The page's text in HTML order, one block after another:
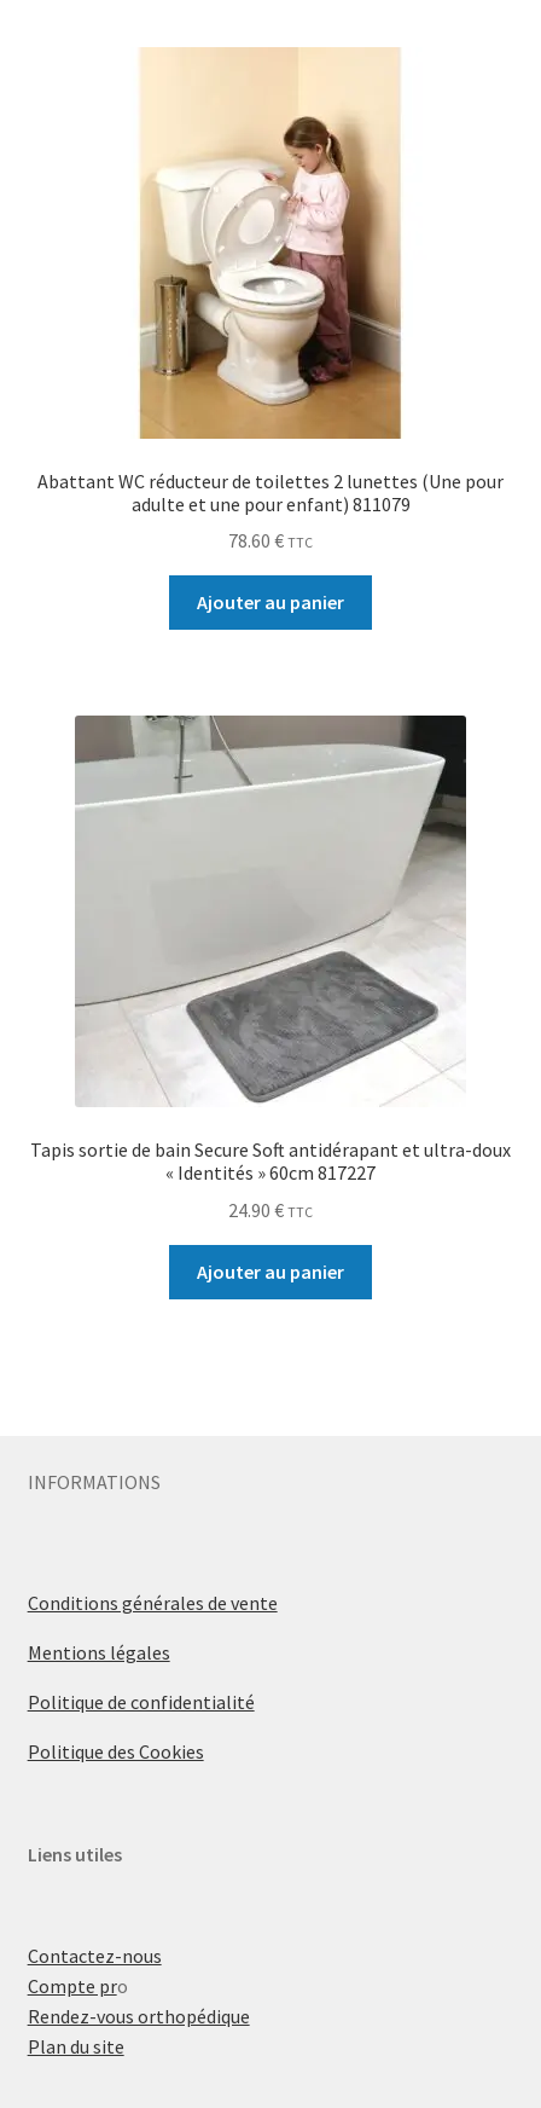
Abattant WC réducteur de toilettes 2 lunettes (Une pour
adulte et une pour enfant) 811079
78.60 € TTC
Ajouter au panier
Tapis sortie de bain Secure Soft antidérapant et ultra-doux
« Identités » 60cm 817227
24.90 € TTC
Ajouter au panier
INFORMATIONS
Conditions générales de vente
Mentions légales
Politique de confidentialité
Politique des Cookies
Liens utiles
Contactez-nous
Compte pro
Rendez-vous orthopédique
Plan du site